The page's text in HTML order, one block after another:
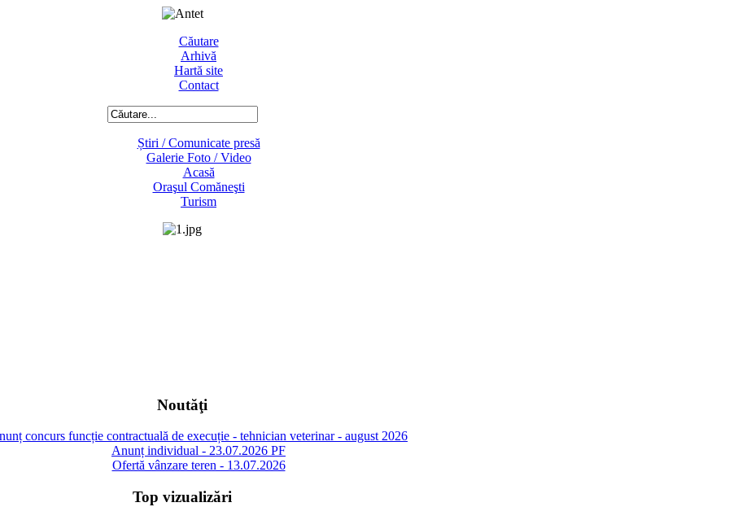
Căutare
Arhivă
Hartă site
Contact
Știri / Comunicate presă
Galerie Foto / Video
Acasă
Oraşul Comăneşti
Turism
Noutăţi
concurs funcție contractuală de execuție - tehnician veterinar - august 2026
Anunț individual - 23.07.2026 PF
Ofertă vânzare teren - 13.07.2026
Top vizualizări